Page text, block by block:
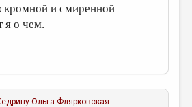
и смиренной
я о чем.
Ольга Флярковская